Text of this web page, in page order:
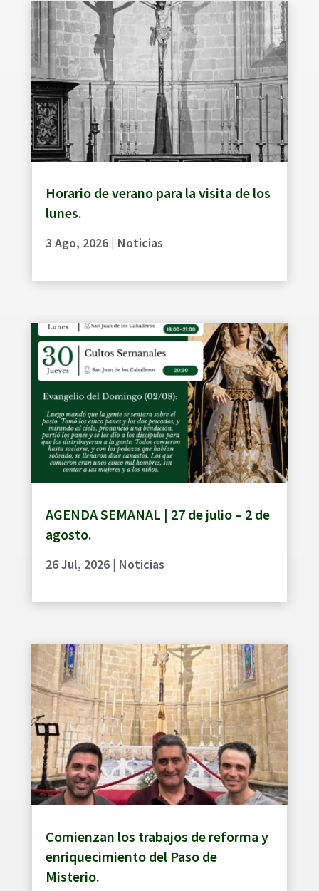
Horario de verano para la visita de los
lunes.
3 Ago, 2026| Noticias
AGENDA SEMANAL | 27 de julio – 2 de
agosto.
26 Jul, 2026| Noticias
Comienzan los trabajos de reforma y
enriquecimiento del Paso de
Misterio.